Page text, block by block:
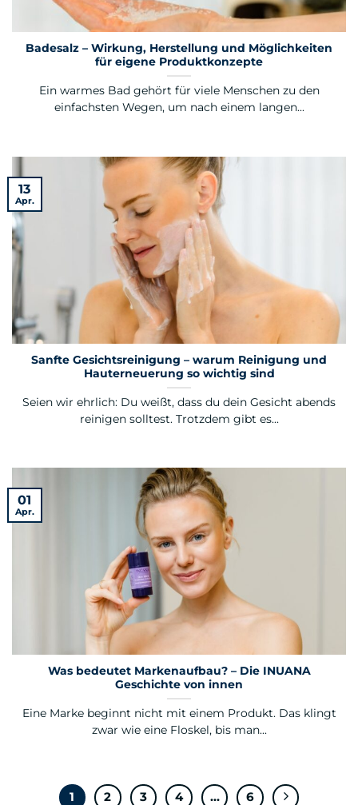
Badesalz – Wirkung, Herstellung und Möglichkeiten
für eigene Produktkonzepte
Ein warmes Bad gehört für viele Menschen zu den
einfachsten Wegen, um nach einem langen...
Sanfte Gesichtsreinigung – warum Reinigung und
Hauterneuerung so wichtig sind
Seien wir ehrlich: Du weißt, dass du dein Gesicht abends
reinigen solltest. Trotzdem gibt es...
13
Apr.
Was bedeutet Markenaufbau? – Die INUANA
Geschichte von innen
Eine Marke beginnt nicht mit einem Produkt. Das klingt
zwar wie eine Floskel, bis man...
01
Apr.
1 2 3 4 … 6